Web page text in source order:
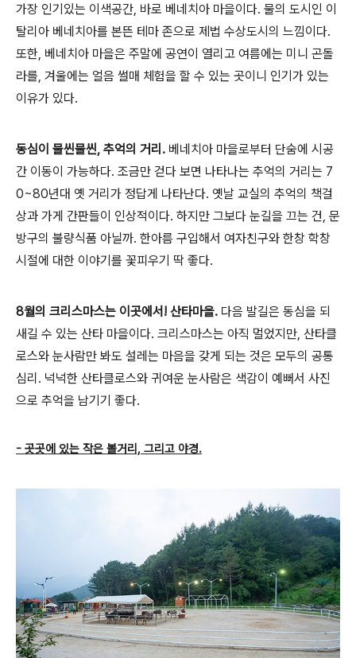
가장 인기있는 이색공간, 바로 베네치아 마을이다. 물의 도시인 이
탈리아 베네치아를 본뜬 테마 존으로 제법 수상도시의 느낌이다.
또한, 베네치아 마을은 주말에 공연이 열리고 여름에는 미니 곤돌
라를, 겨울에는 얼음 썰매 체험을 할 수 있는 곳이니 인기가 있는
이유가 있다.
동심이 물씬물씬, 추억의 거리. 베네치아 마을로부터 단숨에 시공
간 이동이 가능하다. 조금만 걷다 보면 나타나는 추억의 거리는 7
0~80년대 옛 거리가 정답게 나타난다. 옛날 교실의 추억의 책걸
상과 가게 간판들이 인상적이다. 하지만 그보다 눈길을 끄는 건, 문
방구의 불량식품 아닐까. 한아름 구입해서 여자친구와 한창 학창
시절에 대한 이야기를 꽃피우기 딱 좋다.
8월의 크리스마스는 이곳에서! 산타마을. 다음 발길은 동심을 되
새길 수 있는 산타 마을이다. 크리스마스는 아직 멀었지만, 산타클
로스와 눈사람만 봐도 설레는 마음을 갖게 되는 것은 모두의 공통
심리. 넉넉한 산타클로스와 귀여운 눈사람은 색감이 예뻐서 사진
으로 추억을 남기기 좋다.
- 곳곳에 있는 작은 볼거리, 그리고 야경.